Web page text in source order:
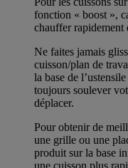
fonction « boost »,
chauffer rapidement
Ne faites jamais
cuisson/plan de
la base de
toujours soulever
déplacer.
Pour obtenir de
une grille ou une
produit sur la base